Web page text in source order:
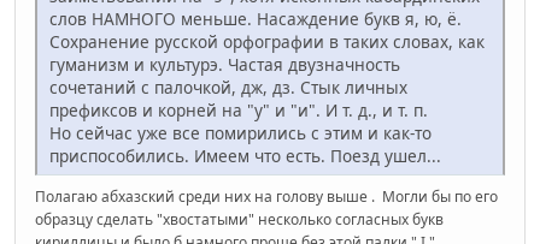
слов НАМНОГО меньше. Насаждение букв я, ю, ё.
Сохранение русской орфографии в таких словах, как
гуманизм и культурэ. Частая двузначность
сочетаний с палочкой, дж, дз. Стык личных
префиксов и корней на "у" и "и". И т. д., и т. п.
Но сейчас уже все помирились с этим и как-то
приспособились. Имеем что есть. Поезд ушел...
Полагаю абхазский среди них на голову выше . Могли бы по его
образцу сделать "хвостатыми" несколько согласных букв